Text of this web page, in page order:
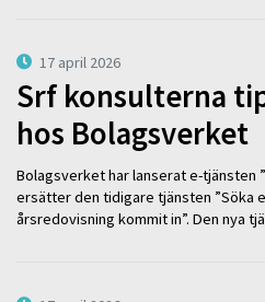
17 april 2026
Srf konsulterna
hos Bolagsverket
Bolagsverket har lanserat e-tjänsten
ersätter den tidigare tjänsten ”Söka
årsredovisning kommit in”. Den nya